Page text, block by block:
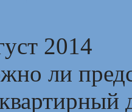
2014
ли